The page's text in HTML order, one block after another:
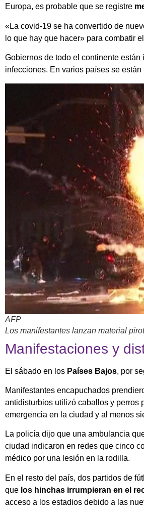
Europa, es probable que se registre
«La covid-19 se ha convertido de
lo que hay que hacer» para combatir
Gobiernos de todo el continente
infecciones. En varios países se
AFP
Los manifestantes lanzan material
Manifestaciones y
El sábado en los Países Bajos, por
Manifestantes encapuchados
antidisturbios utilizó caballos y perros
emergencia en la ciudad y al menos
La policía dijo que una ambulancia
ciudad indicaron en redes que cinco
médico por una lesión en la rodilla.
En el resto del país, dos partidos de
que los hinchas irrumpieran en el
acceso a los estadios debido a las